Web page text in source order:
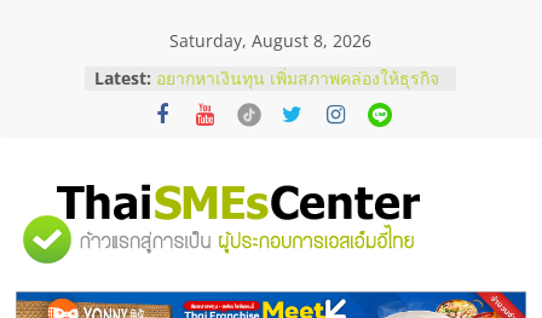
Saturday, August 8, 2026
Latest: อยากหาเงินทุน เพิ่มสภาพคล่องให้ธุรกิจ
เริ่มยังไงให้ผ่านฉลุย
สัมมนาออนไลน์ โอกาสบริหารสถานี
ThaiFranchise Meet Up จับคู่แฟรน
ไชส์ ครั้งที่ 8
ร้านเครื่องเสียงคุณภาพสูง พร้อม
บริษัท Cybersecurity ในไทยที่ไหนดี?
"ศูนย์